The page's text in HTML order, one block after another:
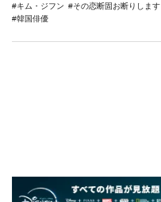
キム・ジフン
その恋断固お断りします
韓国俳優